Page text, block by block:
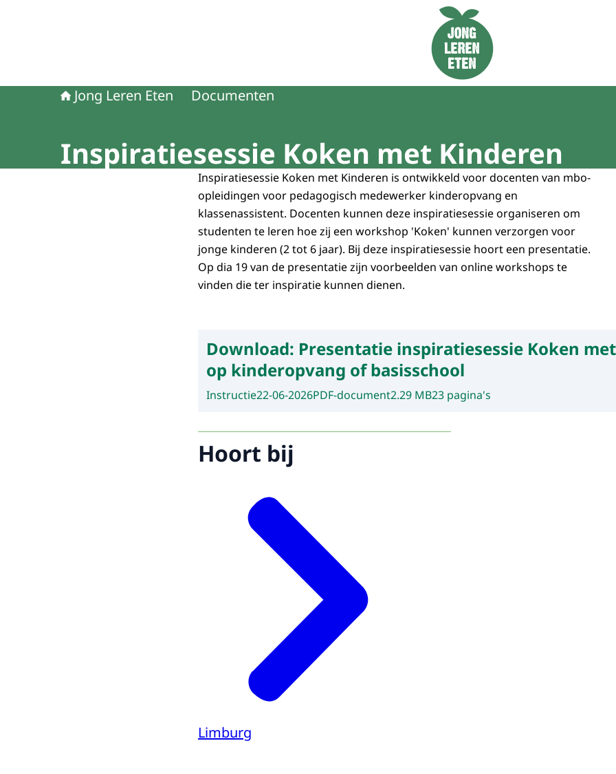
Naar de homepage van Jong Leren Eten
Jong Leren Eten Documenten
Inspiratiesessie Koken met Kinderen
Inspiratiesessie Koken met Kinderen is ontwikkeld voor docenten van mbo-
opleidingen voor pedagogisch medewerker kinderopvang en
klassenassistent. Docenten kunnen deze inspiratiesessie organiseren om
studenten te leren hoe zij een workshop 'Koken' kunnen verzorgen voor
jonge kinderen (2 tot 6 jaar). Bij deze inspiratiesessie hoort een presentatie.
Op dia 19 van de presentatie zijn voorbeelden van online workshops te
vinden die ter inspiratie kunnen dienen.
Download: Presentatie inspiratiesessie Koken
op kinderopvang of basisschool
Instructie22-06-2026PDF-document2.29 MB23 pagina's
Hoort bij
Limburg